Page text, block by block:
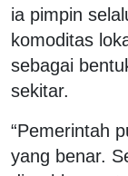
ia pimpin
komoditas
sebagai
sekitar.
“Pemerintah
yang benar.